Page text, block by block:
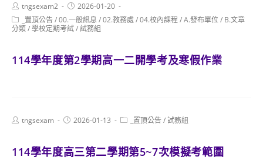
Post
author:
tngsexam2
Post
published:
2026-01-20
Post
category:
_置頂公告/00.一般訊息 /02.教務處 /04.校內課程 /A.發布單位/ B.文章
分類/學校定期考試/試務組
114學年度第2學期高一二開學考及寒假作業
Posttngsexam
Post2026-01-13
Post _置頂公告/試務組
114學年度高三第二學期第5~7次模擬考範圍